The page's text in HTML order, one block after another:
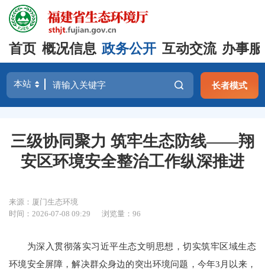
首页 概况信息 政务公开 互动交流 办事
长者模式
三级协同聚力 筑牢生态防线——翔
安区环境安全整治工作纵深推进
来源：厦门生态环境
时间：2026-07-08 09:29
浏览量：96
为深入贯彻落实习近平生态文明思想，切实筑牢区域生态
环境安全屏障，解决群众身边的突出环境问题，今年3月以来，